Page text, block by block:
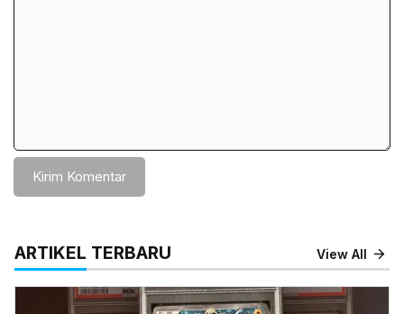
ARTIKEL TERBARU View All